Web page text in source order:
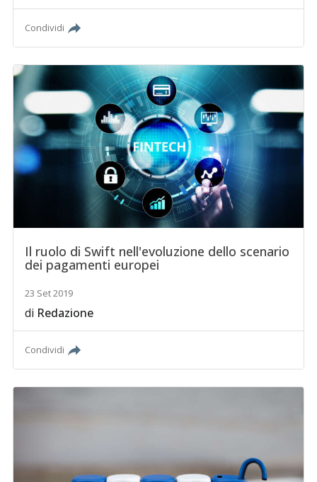
Condividi
Il ruolo di Swift nell'evoluzione dello scenario
dei pagamenti europei
23 Set 2019
di Redazione
Condividi